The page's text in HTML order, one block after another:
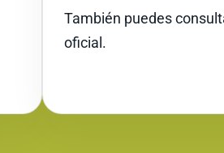
También puedes
oficial.